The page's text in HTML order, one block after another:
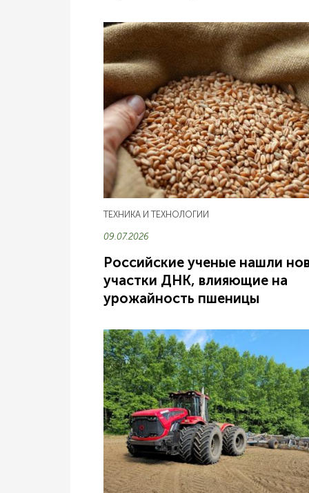
ТЕХНИКА И ТЕХНОЛОГИИ
09.07.2026
Российские ученые нашли
участки ДНК, влияющие на
урожайность пшеницы